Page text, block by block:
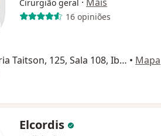
Cirurgião geral
16 opiniões
Rua José Maria Taitson, 125, Sala 108, Ibirité • Mapa
Elcordis